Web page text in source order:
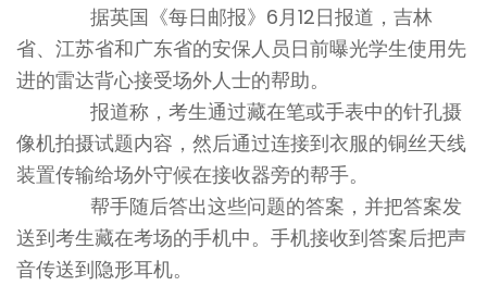
据英国《每日邮报》6月12日报道，吉林
省、江苏省和广东省的安保人员日前曝光学生使用先
进的雷达背心接受场外人士的帮助。
报道称，考生通过藏在笔或手表中的针孔摄
像机拍摄试题内容，然后通过连接到衣服的铜丝天线
装置传输给场外守候在接收器旁的帮手。
帮手随后答出这些问题的答案，并把答案发
送到考生藏在考场的手机中。手机接收到答案后把声
音传送到隐形耳机。